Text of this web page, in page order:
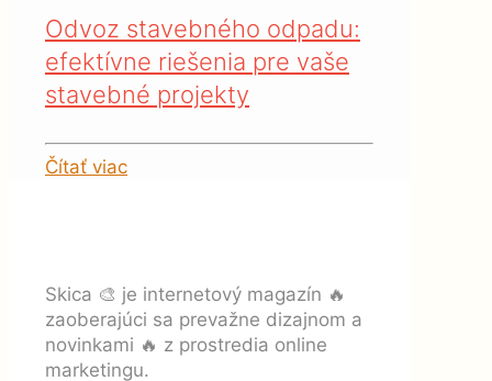
Odvoz stavebného odpadu:
efektívne riešenia pre vaše
stavebné projekty
Čítať viac
Skica 🎨 je internetový magazín 🔥
zaoberajúci sa prevažne dizajnom a
novinkami 🔥 z prostredia online
marketingu.